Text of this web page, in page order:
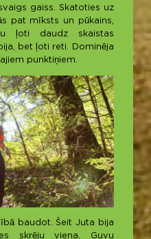
gaiss. Skatoties uz
pat mīksts un pūkains,
ļoti daudz skaistas
bet ļoti reti. Dominēja
punktiņiem.
baudot. Šeit Juta bija
skrēju viena. Guvu